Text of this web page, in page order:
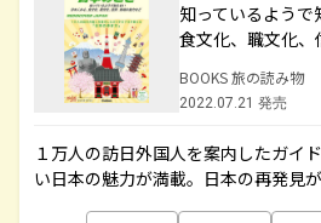
知っているよう
食文化、職文化
BOOKS 旅の読み物
2022.07.21 発売
１万人の訪日外国人を案内したガイ
い日本の魅力が満載。日本の再発見